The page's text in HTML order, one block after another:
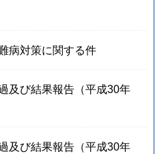
病対策に関する件
及び結果報告（平成30年
及び結果報告（平成30年